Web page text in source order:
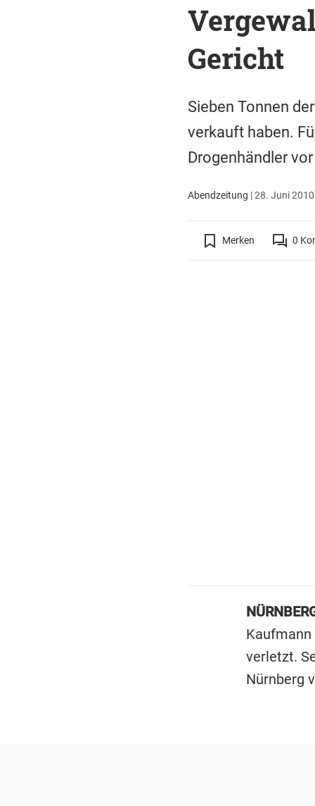
Gericht
Sieben Tonnen
verkauft haben.
Drogenhändler
Abendzeitung |28. Juni
Merken 0
Kaufmann
verletzt.
Nürnberg